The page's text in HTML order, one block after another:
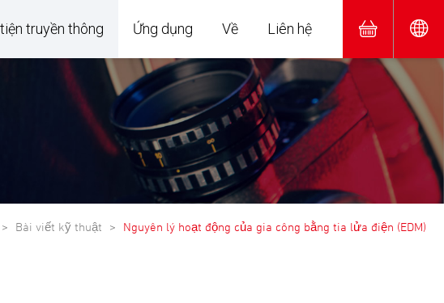
truyền thông Ứng dụng Về Liên hệ
Bài viết kỹ thuật Nguyên lý hoạt động của gia công bằng tia lửa điện (EDM)